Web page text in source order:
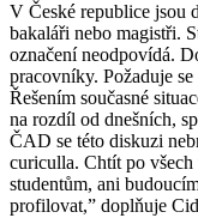
V České republice jsou
bakaláři nebo magistři.
označení neodpovídá.
pracovníky. Požaduje
Řešením současné
na rozdíl od dnešních,
ČAD se této diskuzi
curiculla. Chtít po
studentům, ani
profilovat,” doplňuje